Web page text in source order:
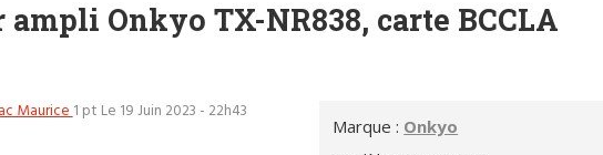
ampli Onkyo TX-NR838, carte BCCLA
Marque : Onkyo
Maurice1 pt Le 19 Juin 2023 - 22h43